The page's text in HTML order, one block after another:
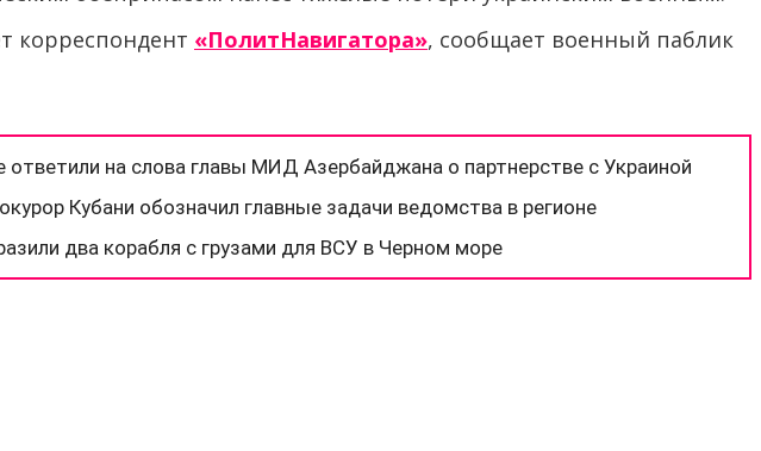
корреспондент «ПолитНавигатора», сообщает военный паблик